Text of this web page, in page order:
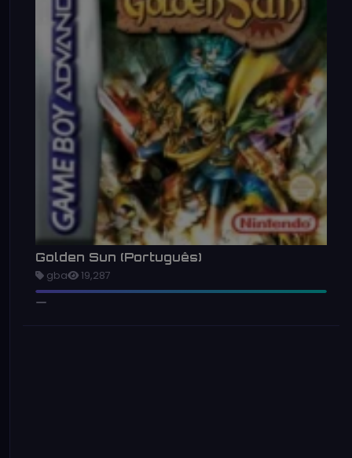
Golden Sun (Português)
gba 19,287